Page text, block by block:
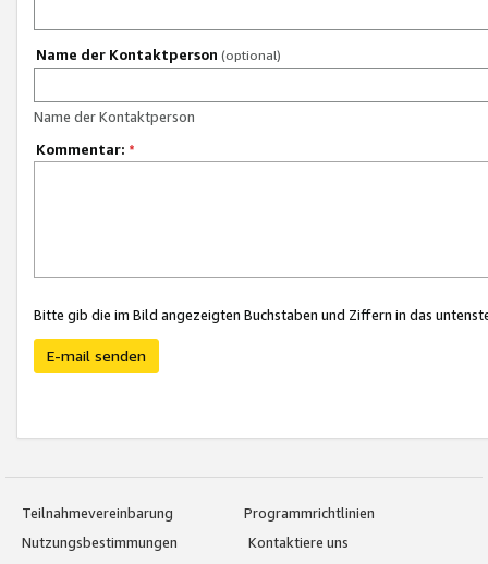
Name der Kontaktperson (optional)
Name der Kontaktperson
Kommentar: *
Bitte gib die im Bild angezeigten Buchstaben und Ziffern in das
E-mail senden
Teilnahmevereinbarung
Programmrichtlinien
Nutzungsbestimmungen
Kontaktiere uns